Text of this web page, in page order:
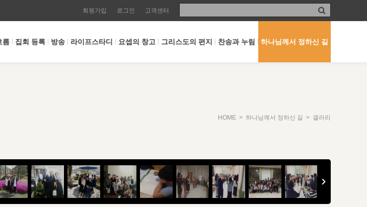
회원가입 로그인 고객센터
름 집회 등록 방송 라이프스타디 요셉의 창고 그리스도의 편지 찬송과 누림 하나님께서 정하신 길
HOME > 하나님께서 정하신 길 > 갤러리